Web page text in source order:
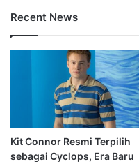
Recent News
Kit Connor Resmi Terpilih
sebagai Cyclops, Era Baru